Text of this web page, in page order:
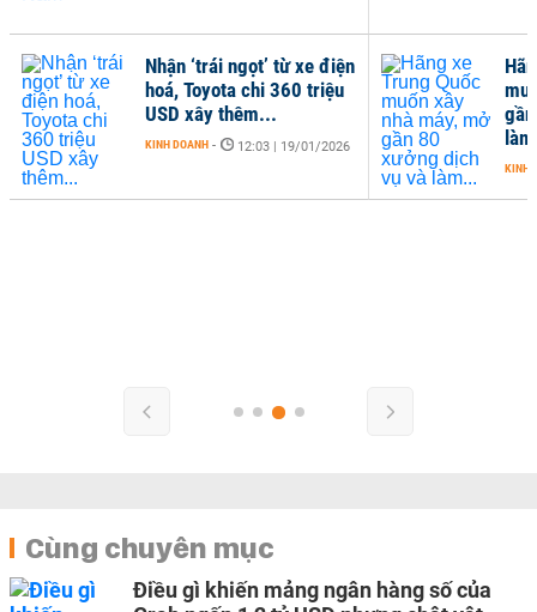
KINH
Nhận ‘trái ngọt’ từ xe điện
hoá, Toyota chi 360 triệu
USD xây thêm...
KINH DOANH - 12:03 | 19/01/2026
Cùng chuyên mục
Điều gì khiến mảng ngân hàng số của